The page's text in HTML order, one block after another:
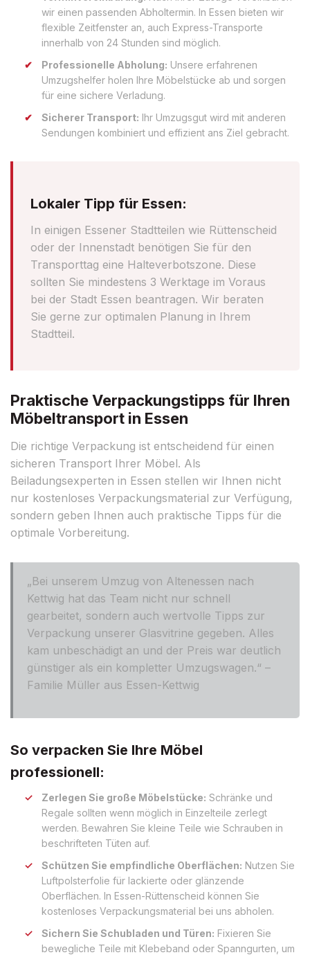
wir einen passenden Abholtermin. In Essen bieten wir
flexible Zeitfenster an, auch Express-Transporte
innerhalb von 24 Stunden sind möglich.
Professionelle Abholung: Unsere erfahrenen
Umzugshelfer holen Ihre Möbelstücke ab und sorgen
für eine sichere Verladung.
Sicherer Transport: Ihr Umzugsgut wird mit anderen
Sendungen kombiniert und effizient ans Ziel gebracht.
Lokaler Tipp für Essen:
In einigen Essener Stadtteilen wie Rüttenscheid
oder der Innenstadt benötigen Sie für den
Transporttag eine Halteverbotszone. Diese
sollten Sie mindestens 3 Werktage im Voraus
bei der Stadt Essen beantragen. Wir beraten
Sie gerne zur optimalen Planung in Ihrem
Stadtteil.
Praktische Verpackungstipps für Ihren
Möbeltransport in Essen
Die richtige Verpackung ist entscheidend für einen
sicheren Transport Ihrer Möbel. Als
Beiladungsexperten in Essen stellen wir Ihnen nicht
nur kostenloses Verpackungsmaterial zur Verfügung,
sondern geben Ihnen auch praktische Tipps für die
optimale Vorbereitung.
„Bei unserem Umzug von Altenessen nach
Kettwig hat das Team nicht nur schnell
gearbeitet, sondern auch wertvolle Tipps zur
Verpackung unserer Glasvitrine gegeben. Alles
kam unbeschädigt an und der Preis war deutlich
günstiger als ein kompletter Umzugswagen.“ –
Familie Müller aus Essen-Kettwig
So verpacken Sie Ihre Möbel
professionell:
Zerlegen Sie große Möbelstücke: Schränke und
Regale sollten wenn möglich in Einzelteile zerlegt
werden. Bewahren Sie kleine Teile wie Schrauben in
beschrifteten Tüten auf.
Schützen Sie empfindliche Oberflächen: Nutzen Sie
Luftpolsterfolie für lackierte oder glänzende
Oberflächen. In Essen-Rüttenscheid können Sie
kostenloses Verpackungsmaterial bei uns abholen.
Sichern Sie Schubladen und Türen: Fixieren Sie
bewegliche Teile mit Klebeband oder Spanngurten, um